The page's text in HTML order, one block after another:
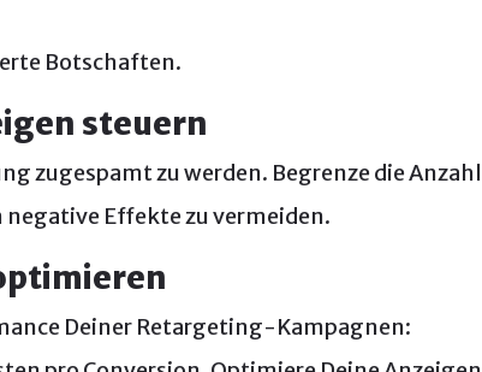
Botschaften.
steuern
zugespamt zu werden. Begrenze die Anzahl
Effekte zu vermeiden.
Deiner Retargeting-Kampagnen: